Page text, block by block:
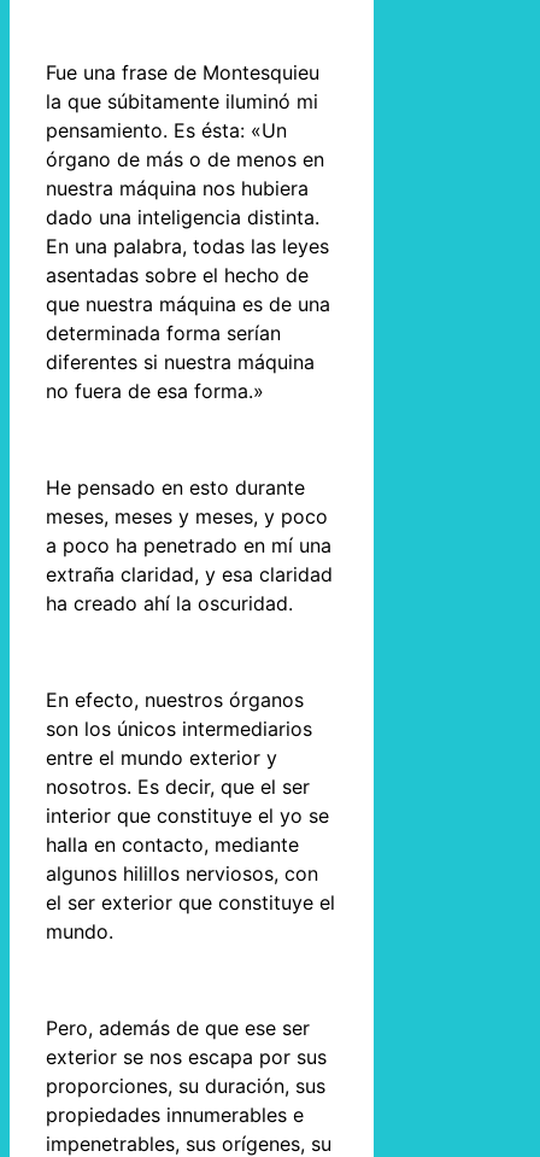
Fue una frase de Montesquieu
la que súbitamente iluminó mi
pensamiento. Es ésta: «Un
órgano de más o de menos en
nuestra máquina nos hubiera
dado una inteligencia distinta.
En una palabra, todas las leyes
asentadas sobre el hecho de
que nuestra máquina es de una
determinada forma serían
diferentes si nuestra máquina
no fuera de esa forma.»
He pensado en esto durante
meses, meses y meses, y poco
a poco ha penetrado en mí una
extraña claridad, y esa claridad
ha creado ahí la oscuridad.
En efecto, nuestros órganos
son los únicos intermediarios
entre el mundo exterior y
nosotros. Es decir, que el ser
interior que constituye el yo se
halla en contacto, mediante
algunos hilillos nerviosos, con
el ser exterior que constituye el
mundo.
Pero, además de que ese ser
exterior se nos escapa por sus
proporciones, su duración, sus
propiedades innumerables e
impenetrables, sus orígenes, su